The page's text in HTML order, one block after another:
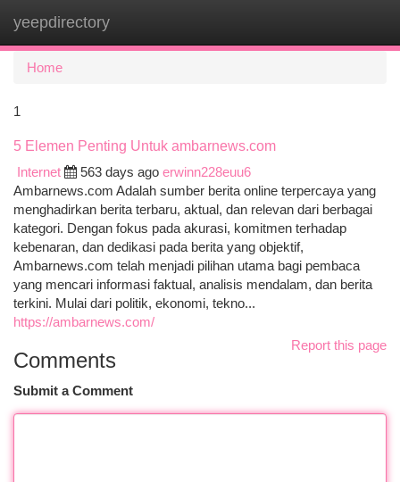
yeepdirectory
Home
1
5 Elemen Penting Untuk ambarnews.com
Internet
563 days ago erwinn228euu6
Ambarnews.com Adalah sumber berita online terpercaya yang
menghadirkan berita terbaru, aktual, dan relevan dari berbagai
kategori. Dengan fokus pada akurasi, komitmen terhadap
kebenaran, dan dedikasi pada berita yang objektif,
Ambarnews.com telah menjadi pilihan utama bagi pembaca
yang mencari informasi faktual, analisis mendalam, dan berita
terkini. Mulai dari politik, ekonomi, tekno...
https://ambarnews.com/
Report this page
Comments
Submit a Comment